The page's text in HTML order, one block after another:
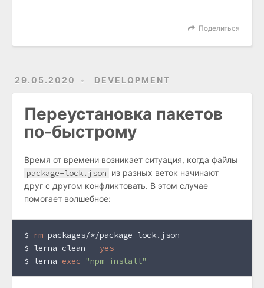
Поделиться
29.05.2020 DEVELOPMENT
Переустановка пакетов
по-быстрому
Время от времени возникает ситуация, когда файлы
package-lock.json из разных веток начинают
друг с другом конфликтовать. В этом случае
помогает волшебное:
$ rm packages/*/package-lock.json
$ lerna clean --yes
$ lerna exec "npm install"